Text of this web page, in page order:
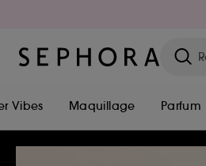
Vibes Maquillage Parfum